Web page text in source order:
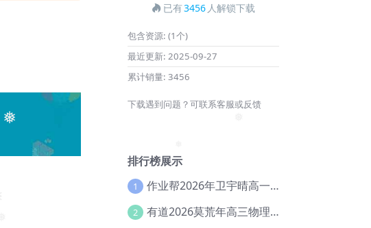
❅
已有3456 人解锁下载
包含资源: (1个)
最近更新: 2025-09-27
累计销量: 3456
下载遇到问题？可联系客服或反馈
排行榜展示
1 作业帮2026年卫宇晴高一英语s上学期暑假班【冲顶班】【Ec-003】
2 有道2026莫荒年高三物理一轮复习暑假班网课教程【Ef-044】